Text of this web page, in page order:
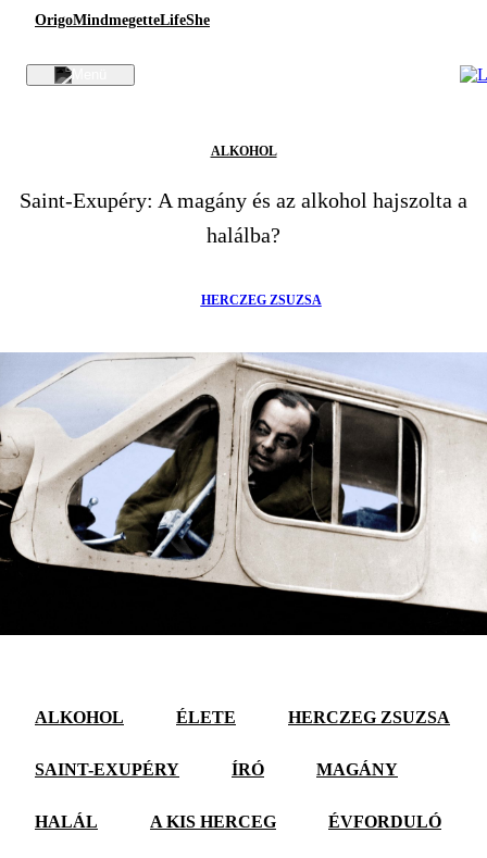
OrigoMindmegetteLifeShe
ALKOHOL
Saint-Exupéry: A magány és az alkohol hajszolta a
halálba?
HERCZEG ZSUZSA
ALKOHOL ÉLETE HERCZEG ZSUZSA
SAINT-EXUPÉRY ÍRÓ MAGÁNY
HALÁL A KIS HERCEG ÉVFORDULÓ